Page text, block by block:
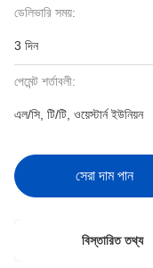
ডেলিভারি সময়:
3 দিন
পেমেন্ট শর্তাবলী:
এল/সি, টি/টি, ওয়েস্টার্ন ইউনিয়ন
সেরা দাম পান
বিস্তারিত তথ্য